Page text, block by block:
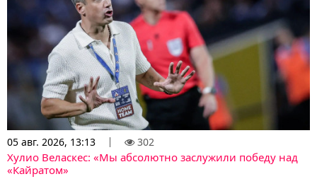
05 авг. 2026, 13:13 302
Хулио Веласкес: «Мы абсолютно заслужили победу над
«Кайратом»